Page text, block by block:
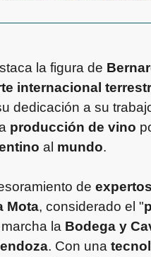
la figura de
internacional
dedicación a su
producción de vino
al mundo.
de expertos
Mota, considerado el "
la Bodega y
. Con una